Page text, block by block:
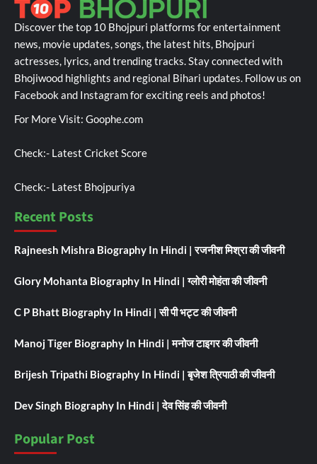
Discover the top 10 Bhojpuri platforms for entertainment
news, movie updates, songs, the latest hits, Bhojpuri
actresses, lyrics, and trending tracks. Stay connected with
Bhojiwood highlights and regional Bihari updates. Follow us on
Facebook and Instagram for exciting reels and photos!
For More Visit: Goophe.com
Check:- Latest Cricket Score
Check:- Latest Bhojpuriya
Recent Posts
Rajneesh Mishra Biography In Hindi | रजनीश मिश्रा की जीवनी
Glory Mohanta Biography In Hindi | ग्लोरी मोहंता की जीवनी
C P Bhatt Biography In Hindi | सी पी भट्ट की जीवनी
Manoj Tiger Biography In Hindi | मनोज टाइगर की जीवनी
Brijesh Tripathi Biography In Hindi | बृजेश त्रिपाठी की जीवनी
Dev Singh Biography In Hindi | देव सिंह की जीवनी
Popular Post